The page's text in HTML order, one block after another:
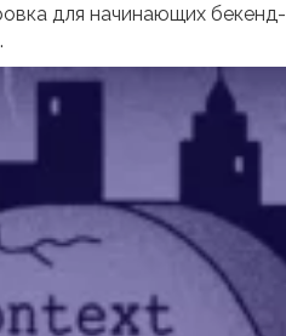
для начинающих бекенд-